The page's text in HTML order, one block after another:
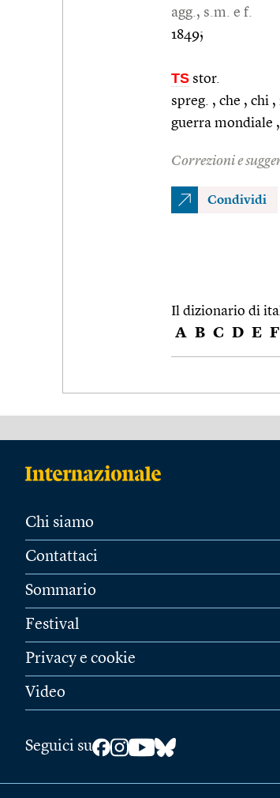
agg., s.m. e f.
1849;
TS stor.
spreg. , che , chi
guerra mondiale
Correzioni e
Condividi
Il dizionario di
A B C D E F
Chi siamo
Contattaci
Sommario
Festival
Privacy e cookie
Video
Seguici su